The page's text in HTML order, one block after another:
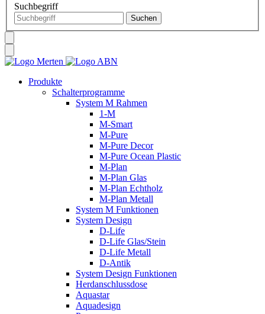
Suchbegriff
Produkte
Schalterprogramme
System M Rahmen
1-M
M-Smart
M-Pure
M-Pure Decor
M-Pure Ocean Plastic
M-Plan
M-Plan Glas
M-Plan Echtholz
M-Plan Metall
System M Funktionen
System Design
D-Life
D-Life Glas/Stein
D-Life Metall
D-Antik
System Design Funktionen
Herdanschlussdose
Aquastar
Aquadesign